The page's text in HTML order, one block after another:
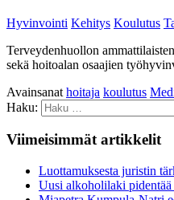
Hyvinvointi Kehitys Koulutus
Terveydenhuollon
sekä hoitoalan osaajien
Avainsanat hoitaja koulutus
Haku:
Viimeisimmät artikkelit
Luottamuksesta juristin
Uusi alkoholilaki